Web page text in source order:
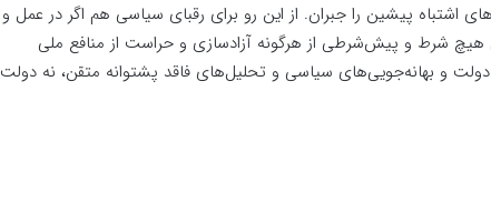
اشتباه پیشین را جبران. از این رو برای رقبای سیاسی هم اگر در عمل و
هیچ شرط و پیش‌شرطی از هرگونه آزادسازی و حراست از منافع ملی
دولت و بهانه‌جویی‌های سیاسی و تحلیل‌های فاقد پشتوانه متقن، نه دولت